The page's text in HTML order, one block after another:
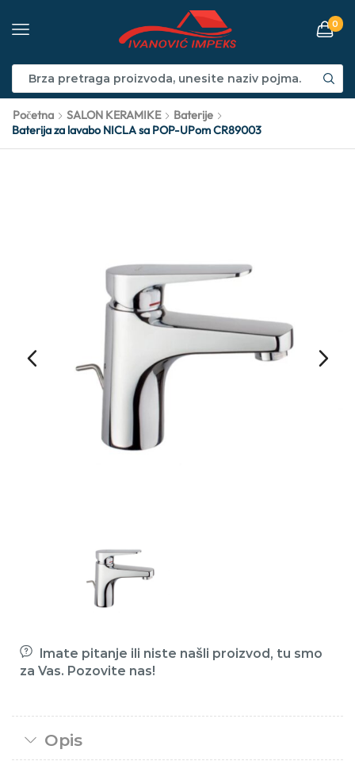
0
Početna SALON KERAMIKE
Baterije
Baterija za lavabo NICLA sa POP-UPom CR89003
Imate pitanje ili niste našli proizvod, tu smo
za Vas. Pozovite nas!
Opis